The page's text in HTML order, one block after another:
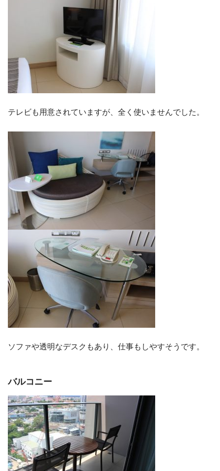
テレビも用意されていますが、全く使いませんでした。
ソファや透明なデスクもあり、仕事もしやすそうです。
バルコニー